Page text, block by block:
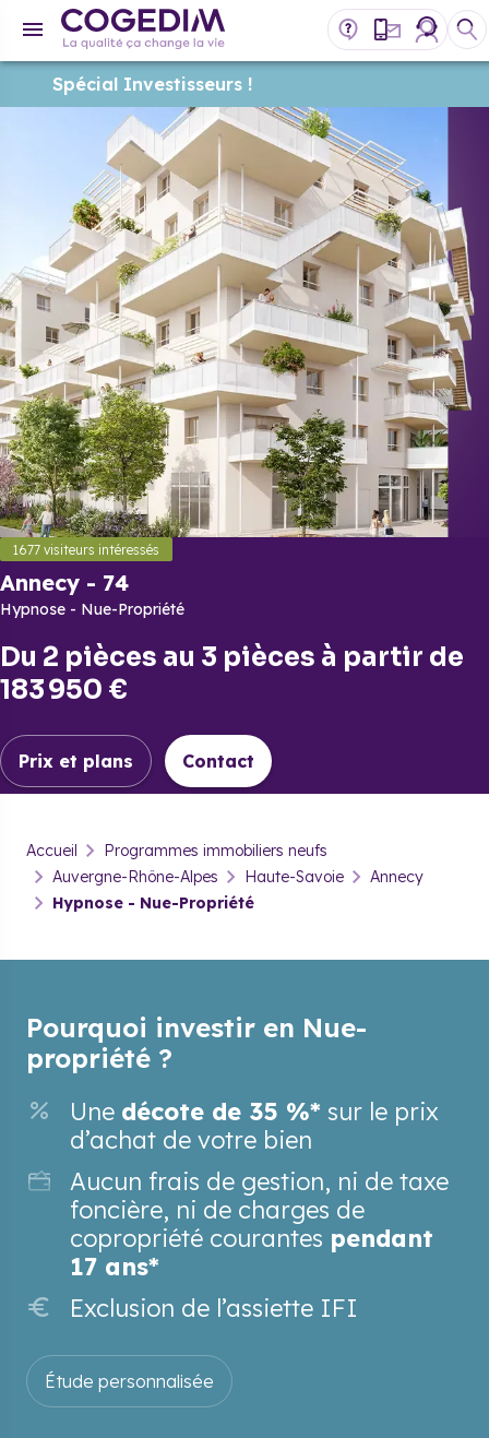
1677 visiteurs intéressés
Annecy - 74
Hypnose - Nue-Propriété
Du 2 pièces au 3 pièces à partir de
183 950 €
Prix et plans Contact
Spécial Investisseurs !
Hypnose - Nue-Propriété
Prix & plans Brochure
Accueil
Programmes immobiliers neufs
Auvergne-Rhône-Alpes
Haute-Savoie
Annecy
Hypnose - Nue-Propriété
Pourquoi investir en Nue-
propriété ?
Une décote de 35 %* sur le prix
d’achat de votre bien
Aucun frais de gestion, ni de taxe
foncière, ni de charges de
copropriété courantes pendant
17 ans*
Exclusion de l’assiette IFI
Étude personnalisée